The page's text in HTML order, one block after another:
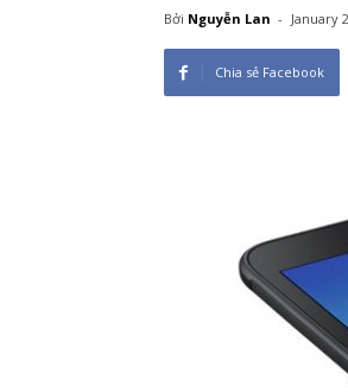
Bởi Nguyễn Lan - January
Chia sẻ Facebook